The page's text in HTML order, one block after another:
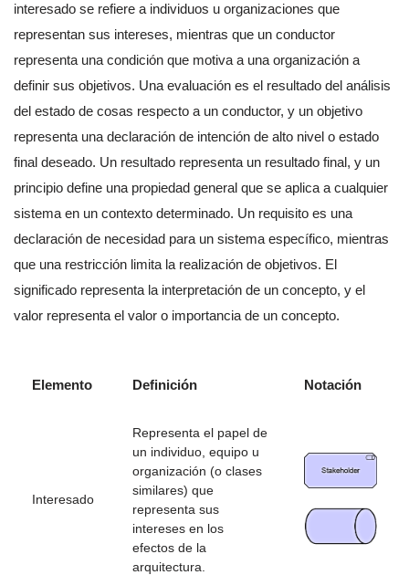
interesado se refiere a individuos u organizaciones que
representan sus intereses, mientras que un conductor
representa una condición que motiva a una organización a
definir sus objetivos. Una evaluación es el resultado del análisis
del estado de cosas respecto a un conductor, y un objetivo
representa una declaración de intención de alto nivel o estado
final deseado. Un resultado representa un resultado final, y un
principio define una propiedad general que se aplica a cualquier
sistema en un contexto determinado. Un requisito es una
declaración de necesidad para un sistema específico, mientras
que una restricción limita la realización de objetivos. El
significado representa la interpretación de un concepto, y el
valor representa el valor o importancia de un concepto.
Elemento Definición Notación
Interesado
Representa el papel de
un individuo, equipo u
organización (o clases
similares) que
representa sus
intereses en los
efectos de la
arquitectura.